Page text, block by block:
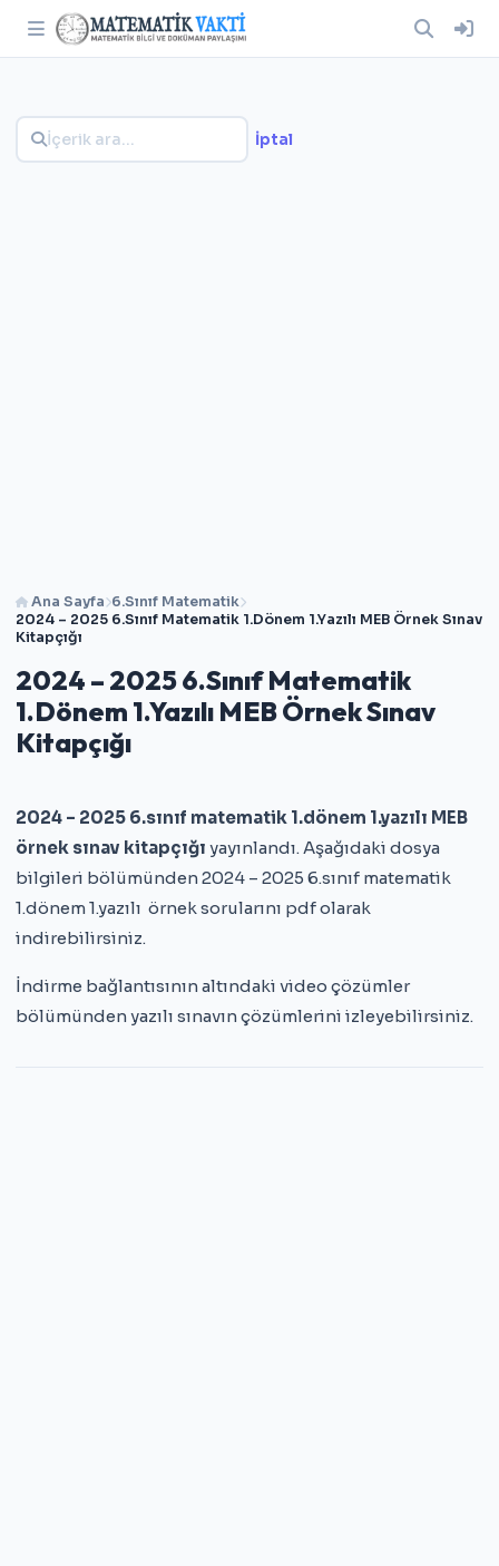
Ana Sayfa 6.Sınıf Matematik
2024 – 2025 6.Sınıf Matematik 1.Dönem 1.Yazılı MEB Örnek Sınav
Kitapçığı
2024 – 2025 6.Sınıf Matematik
1.Dönem 1.Yazılı MEB Örnek Sınav
Kitapçığı
2024 – 2025 6.sınıf matematik 1.dönem 1.yazılı MEB
örnek sınav kitapçığı yayınlandı. Aşağıdaki dosya
bilgileri bölümünden 2024 – 2025 6.sınıf matematik
1.dönem 1.yazılı örnek sorularını pdf olarak
indirebilirsiniz.
İndirme bağlantısının altındaki video çözümler
bölümünden yazılı sınavın çözümlerini izleyebilirsiniz.
İptal